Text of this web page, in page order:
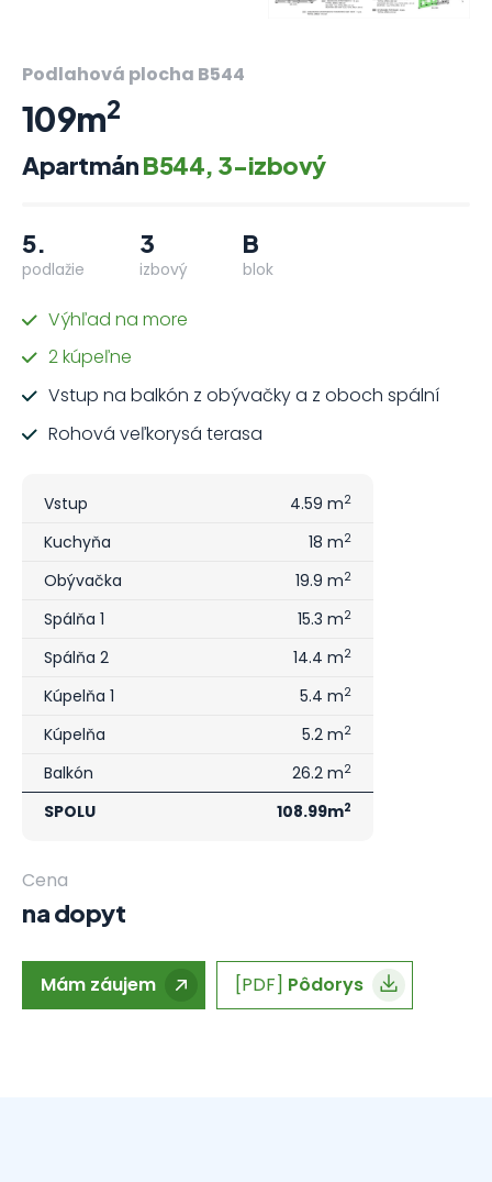
Podlahová plocha B544
109m2
ApartmánB544, 3-izbový
5.
podlažie
3
izbový
B
blok
Výhľad na more
2 kúpeľne
Vstup na balkón z obývačky a z oboch spální
Rohová veľkorysá terasa
Vstup 4.59 m2
Kuchyňa 18 m2
Obývačka 19.9 m2
Spálňa 1 15.3 m2
Spálňa 2 14.4 m2
Kúpelňa 1 5.4 m2
Kúpelňa 5.2 m2
Balkón 26.2 m2
SPOLU 108.99m2
Cena
na dopyt
Mám záujem [PDF] Pôdorys